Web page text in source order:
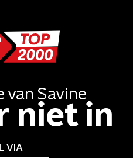
van Savine
niet in
VIA